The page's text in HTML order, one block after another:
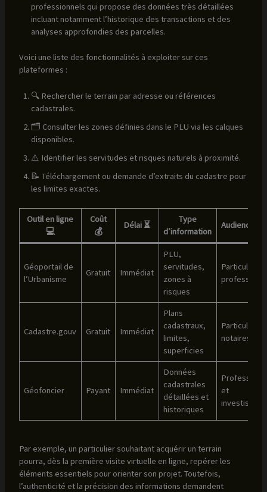
professionnels qui propose des données très détaillées
incluant notamment l’historique des transactions et des
analyses approfondies des parcelles.
Voici une liste des fonctionnalités à exploiter sur ces
plateformes :
🔍 Rechercher le terrain par adresse ou références
cadastrales.
🗂️ Consulter les zones définies dans le PLU via les calques
disponibles.
⚠️ Identifier les servitudes et risques naturels à proximité.
📝 Téléchargement ou demande d’extraits du cadastre pour
les limites exactes.
Outil en ligne
💻
Coût
💰
Délai ⏳
Type
d’information
Audience
Géoportail de
l’Urbanisme
Gratuit Immédiat
PLU,
servitudes,
zones à
risques
Particuliers
Cadastre.gouv Gratuit Immédiat
Plans
cadastraux,
limites,
superficies
Particuliers
notaires
Géofoncier Payant Immédiat
Données
cadastrales
détaillées et
historiques
et
Par exemple, un particulier souhaitant acquérir un terrain
pourra, dès la première visite virtuelle en ligne, repérer les
éléments essentiels pour orienter son projet. Toutefois,
l’authenticité et la précision des informations demandent